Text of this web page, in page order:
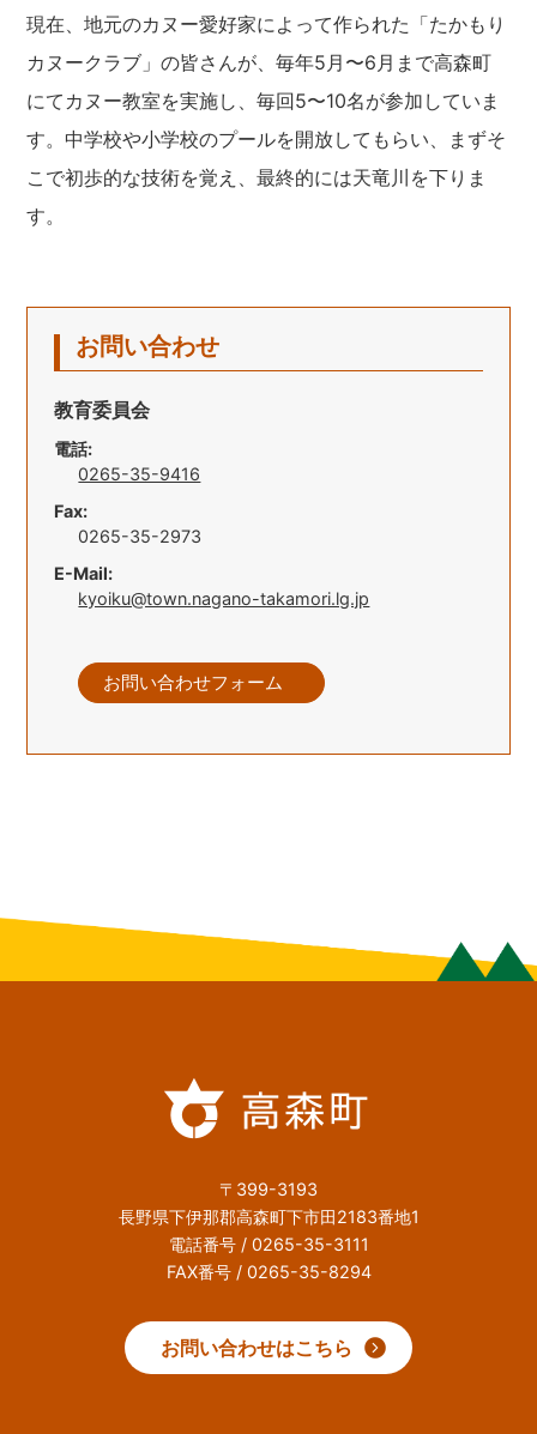
現在、地元のカヌー愛好家によって作られた「たかもり
カヌークラブ」の皆さんが、毎年5月〜6月まで高森町
にてカヌー教室を実施し、毎回5〜10名が参加していま
す。中学校や小学校のプールを開放してもらい、まずそ
こで初歩的な技術を覚え、最終的には天竜川を下りま
す。
お問い合わせ
教育委員会
電話:
0265-35-9416
Fax:
0265-35-2973
E-Mail:
kyoiku@town.nagano-takamori.lg.jp
お問い合わせフォーム
〒399-3193
長野県下伊那郡高森町下市田2183番地1
電話番号 / 0265-35-3111
FAX番号 / 0265-35-8294
お問い合わせはこちら